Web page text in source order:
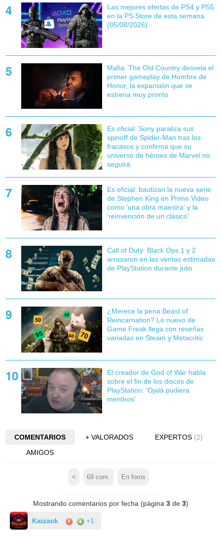
Las mejores ofertas de PS4 y PS5
en la PS Store de esta semana
(05/08/2026)
Mafia: The Old Country desvela el
primer gameplay de Hombre de
Honor, la expansión que se
estrena muy pronto
Es oficial: Sony paraliza sus
spinoff de Spider-Man tras los
fracasos y confirma que su
universo de héroes de Marvel no
seguirá
Es oficial: bautizan la nueva serie
de Stephen King en Prime Video
como 'una obra maestra' y la
'reinvención de un clásico'
Call of Duty: Black Ops 1 y 2
arrasaron en las ventas estimadas
de PlayStation durante julio
¿Merece la pena Beast of
Reincarnation? Lo nuevo de
Game Freak llega con reseñas
variadas en Steam y Metacritic
El creador de God of War habla
sobre el fin de los discos de
PlayStation: 'Ojalá pudiera
mentiros'
COMENTARIOS + VALORADOS EXPERTOS (2)
AMIGOS
< 69 com. En foros
Mostrando comentarios por fecha (página 3de 3)
Kaizack +1